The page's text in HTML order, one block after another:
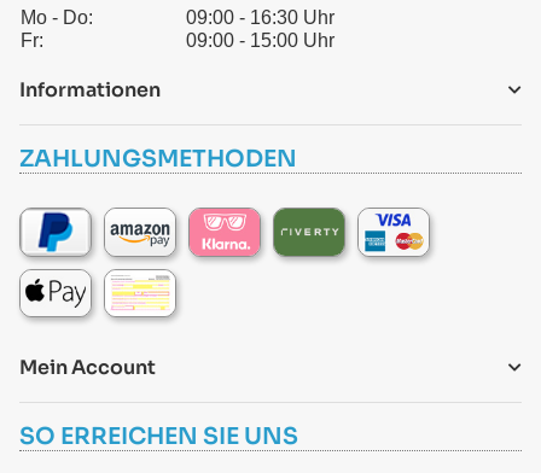
Mo - Do:
09:00 - 16:30 Uhr
Fr:
09:00 - 15:00 Uhr
Informationen
ZAHLUNGSMETHODEN
Mein Account
SO ERREICHEN SIE UNS